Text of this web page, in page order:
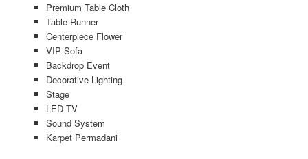
Premium Table Cloth
Table Runner
Centerpiece Flower
VIP Sofa
Backdrop Event
Decorative Lighting
Stage
LED TV
Sound System
Karpet Permadani